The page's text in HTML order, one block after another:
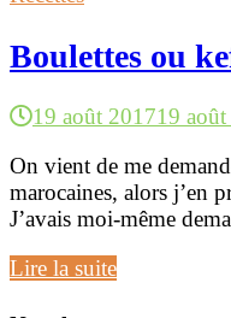
Boulettes ou
19 août 201719
On vient de me
marocaines, alors j’en
J’avais moi-même
Boulettes
Lire la suite